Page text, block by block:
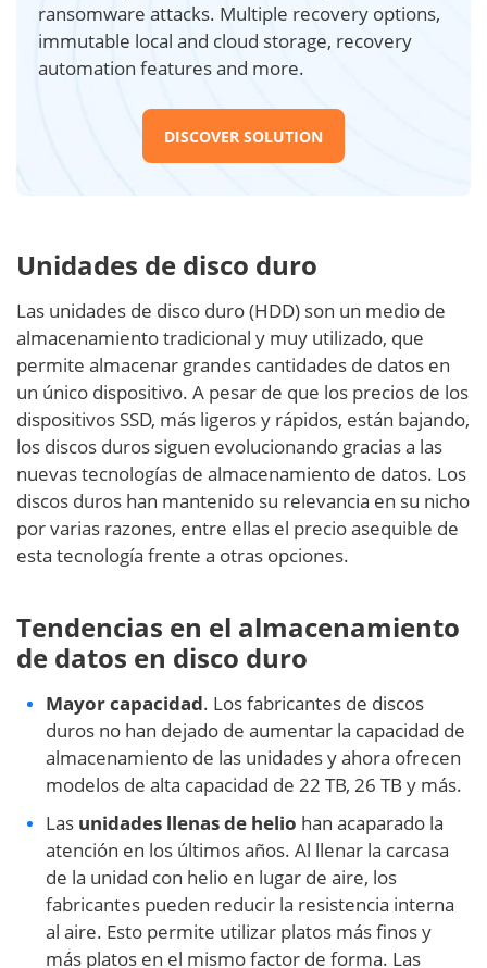
ransomware attacks. Multiple recovery options,
immutable local and cloud storage, recovery
automation features and more.
DISCOVER SOLUTION
Unidades de disco duro
Las unidades de disco duro (HDD) son un medio de
almacenamiento tradicional y muy utilizado, que
permite almacenar grandes cantidades de datos en
un único dispositivo. A pesar de que los precios de los
dispositivos SSD, más ligeros y rápidos, están bajando,
los discos duros siguen evolucionando gracias a las
nuevas tecnologías de almacenamiento de datos. Los
discos duros han mantenido su relevancia en su nicho
por varias razones, entre ellas el precio asequible de
esta tecnología frente a otras opciones.
Tendencias en el almacenamiento
de datos en disco duro
Mayor capacidad. Los fabricantes de discos
duros no han dejado de aumentar la capacidad de
almacenamiento de las unidades y ahora ofrecen
modelos de alta capacidad de 22 TB, 26 TB y más.
Las unidades llenas de helio han acaparado la
atención en los últimos años. Al llenar la carcasa
de la unidad con helio en lugar de aire, los
fabricantes pueden reducir la resistencia interna
al aire. Esto permite utilizar platos más finos y
más platos en el mismo factor de forma. Las